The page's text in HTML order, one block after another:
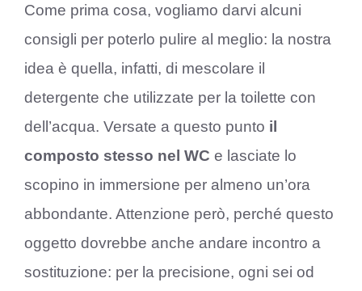
Come prima cosa, vogliamo darvi alcuni
consigli per poterlo pulire al meglio: la nostra
idea è quella, infatti, di mescolare il
detergente che utilizzate per la toilette con
dell’acqua. Versate a questo punto il
composto stesso nel WC e lasciate lo
scopino in immersione per almeno un’ora
abbondante. Attenzione però, perché questo
oggetto dovrebbe anche andare incontro a
sostituzione: per la precisione, ogni sei od